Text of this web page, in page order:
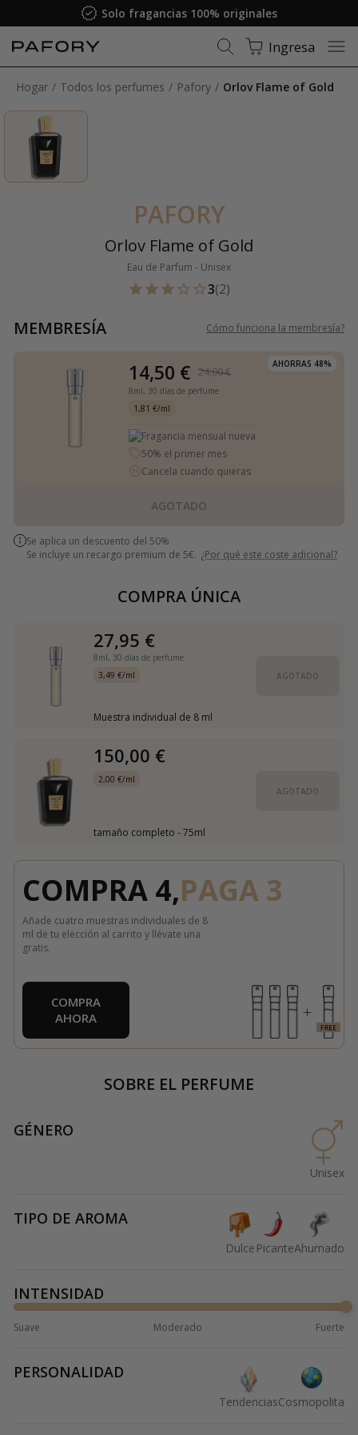
Solo fragancias 100% originales
Ingresa
Hogar Todos los perfumes Pafory Orlov Flame of Gold
PAFORY
Orlov Flame of Gold
Eau de Parfum - Unisex
3(2)
MEMBRESÍA Cómo funciona la membresía?
AHORRAS 48%
14,50 € 24,00 €
8ml, 30 días de perfume
1,81 €/ml
Fragancia mensual nueva
50% el primer mes
Cancela cuando quieras
AGOTADO
Se aplica un descuento del 50%
Se incluye un recargo premium de 5€. ¿Por qué este coste adicional?
COMPRA ÚNICA
27,95 €
8ml, 30 días de perfume
3,49 €/ml
Muestra individual de 8 ml
AGOTADO
150,00 €
2,00 €/ml
tamaño completo - 75ml
AGOTADO
COMPRA 4,PAGA 3
Añade cuatro muestras individuales de 8
ml de tu elección al carrito y llévate una
gratis.
COMPRA
AHORA
SOBRE EL PERFUME
GÉNERO
Unisex
TIPO DE AROMA
Dulce PicanteAhumado
INTENSIDAD
Suave Moderado Fuerte
PERSONALIDAD
TendenciasCosmopolita